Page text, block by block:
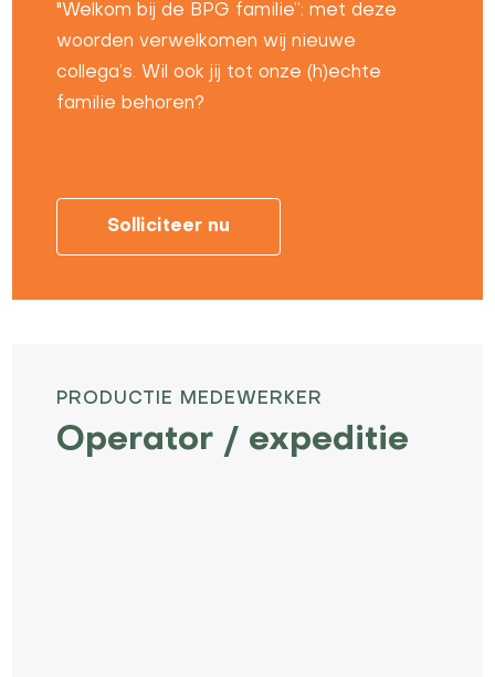
"Welkom bij de BPG familie”: met deze
woorden verwelkomen wij nieuwe
collega’s. Wil ook jij tot onze (h)echte
familie behoren?
Solliciteer nu
PRODUCTIE MEDEWERKER
Operator / expeditie